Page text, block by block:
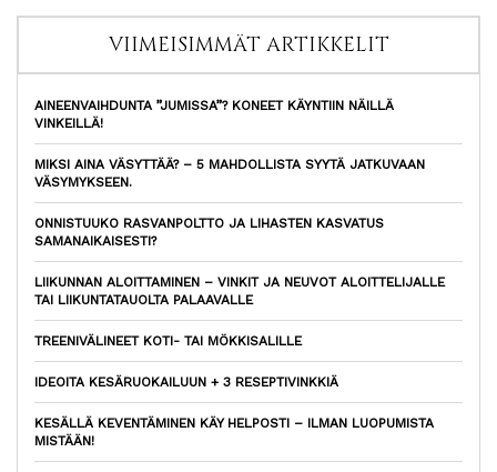
VIIMEISIMMÄT ARTIKKELIT
AINEENVAIHDUNTA ”JUMISSA”? KONEET KÄYNTIIN NÄILLÄ
VINKEILLÄ!
MIKSI AINA VÄSYTTÄÄ? – 5 MAHDOLLISTA SYYTÄ JATKUVAAN
VÄSYMYKSEEN.
ONNISTUUKO RASVANPOLTTO JA LIHASTEN KASVATUS
SAMANAIKAISESTI?
LIIKUNNAN ALOITTAMINEN – VINKIT JA NEUVOT ALOITTELIJALLE
TAI LIIKUNTATAUOLTA PALAAVALLE
TREENIVÄLINEET KOTI- TAI MÖKKISALILLE
IDEOITA KESÄRUOKAILUUN + 3 RESEPTIVINKKIÄ
KESÄLLÄ KEVENTÄMINEN KÄY HELPOSTI – ILMAN LUOPUMISTA
MISTÄÄN!